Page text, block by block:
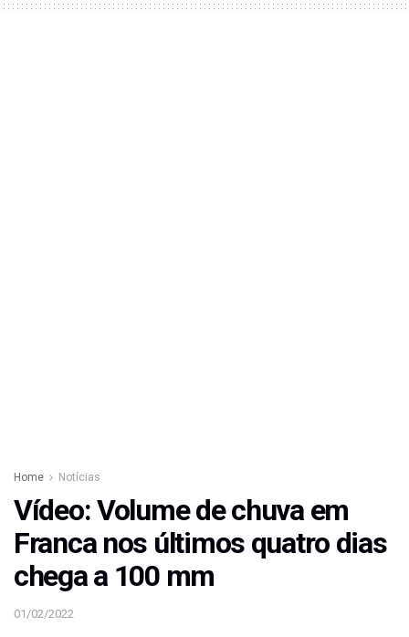
Home Notícias
Vídeo: Volume de chuva em
Franca nos últimos quatro dias
chega a 100 mm
01/02/2022